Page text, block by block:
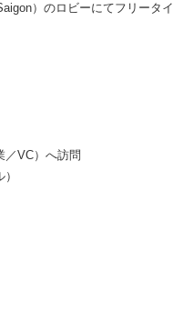
）のロビーにてフリータイ
／VC）へ訪問